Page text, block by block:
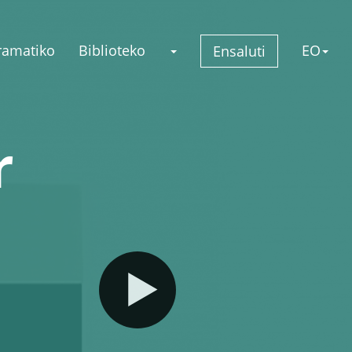
Biblioteko Ensaluti EO